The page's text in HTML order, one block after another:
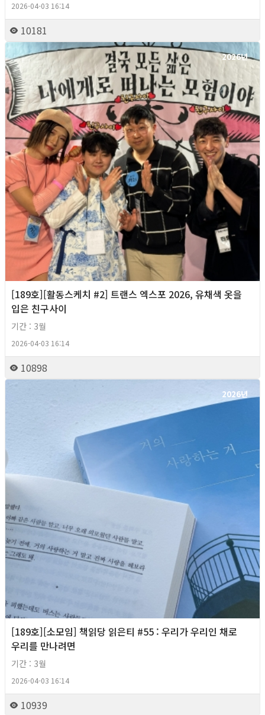
2026-04-03 16:14
10181
2026년
[189호][활동스케치 #2] 트랜스 엑스포 2026, 유채색 옷을
입은 친구사이
기간 : 3월
2026-04-03 16:14
10898
2026년
[189호][소모임] 책읽당 읽은티 #55 : 우리가 우리인 채로
우리를 만나려면
기간 : 3월
2026-04-03 16:14
10939